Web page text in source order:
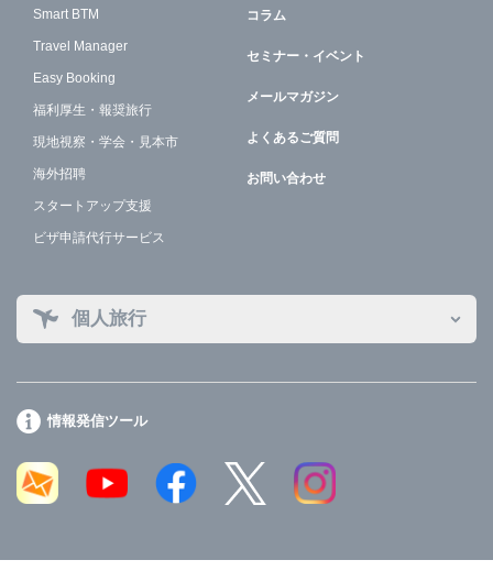
Smart BTM
Travel Manager
Easy Booking
福利厚生・報奨旅行
現地視察・学会・見本市
海外招聘
スタートアップ支援
ビザ申請代行サービス
コラム
セミナー・イベント
メールマガジン
よくあるご質問
お問い合わせ
個人旅行
情報発信ツール